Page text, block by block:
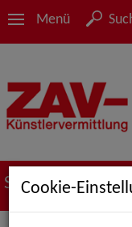
Menü
Suche nach
Cookie-